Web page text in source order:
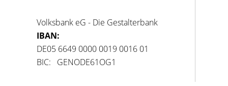
Volksbank eG - Die Gestalterbank
IBAN:
DE05 6649 0000 0019 0016 01
BIC: GENODE61OG1